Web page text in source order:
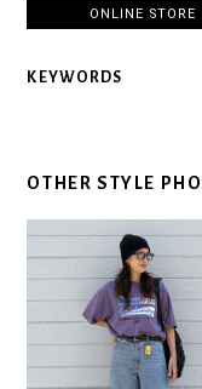
ONLINE STORE
KEYWORDS
OTHER STYLE